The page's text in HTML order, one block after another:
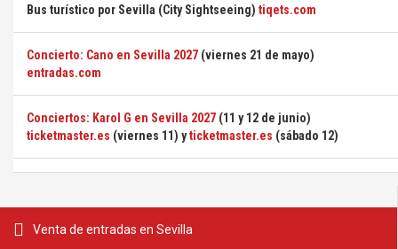
Venta de entradas en Sevilla
Bus turístico por Sevilla (City Sightseeing) tiqets.com
Concierto: Cano en Sevilla 2027 (viernes 21 de mayo)
entradas.com
Conciertos: Karol G en Sevilla 2027 (11 y 12 de junio)
ticketmaster.es (viernes 11) yticketmaster.es (sábado 12)